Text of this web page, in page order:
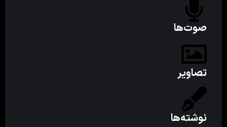
صوت‌ها
تصاویر
نوشته‌ها